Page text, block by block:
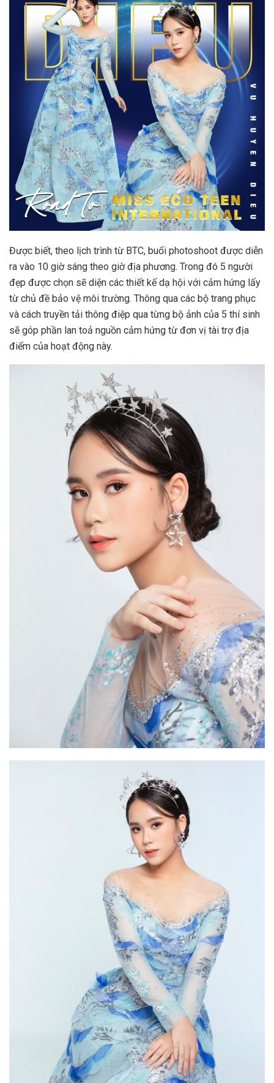
Được biết, theo lịch trình từ BTC, buổi photoshoot được diễn
ra vào 10 giờ sáng theo giờ địa phương. Trong đó 5 người
đẹp được chọn sẽ diện các thiết kế dạ hội với cảm hứng lấy
từ chủ đề bảo vệ môi trường. Thông qua các bộ trang phục
và cách truyền tải thông điệp qua từng bộ ảnh của 5 thí sinh
sẽ góp phần lan toả nguồn cảm hứng từ đơn vị tài trợ địa
điểm của hoạt động này.